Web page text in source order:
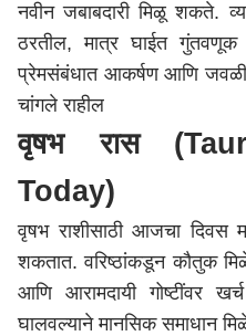
नवीन जबाबदारी मिळू शकते.
ठरतील, मात्र घाईत गुंतवणूक
प्रेमसंबंधात आकर्षण आणि
चांगले राहील
वृषभ रास
Today)
वृषभ राशीसाठी आजचा दिवस
शकतात. वरिष्ठांकडून कौतुक
आणि आरामदायी गोष्टींवर
घालवल्याने मानसिक समाधान